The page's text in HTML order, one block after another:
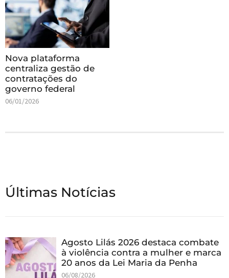
Nova plataforma
centraliza gestão de
contratações do
governo federal
06/01/2026
Últimas Notícias
Agosto Lilás 2026 destaca combate
à violência contra a mulher e marca
20 anos da Lei Maria da Penha
06/08/2026